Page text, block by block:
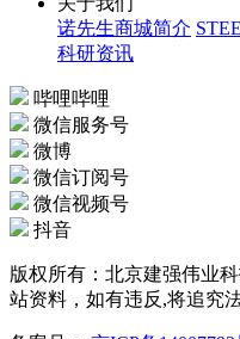
关于我们
诺先生商城简介
科研资讯
哔哩哔哩
微信服务号
微博
微信订阅号
微信视频号
抖音
版权所有：北京建强伟业
站资料，如有违反,将追究